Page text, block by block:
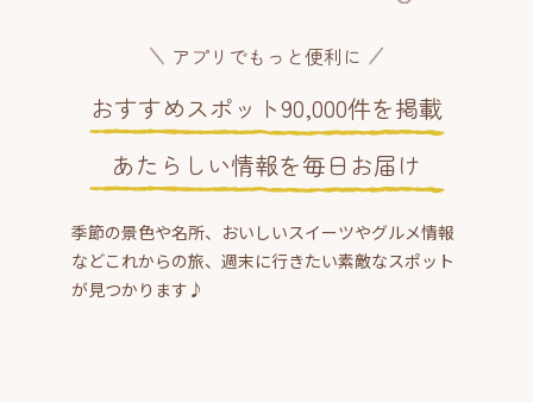
アプリでもっと便利に
おすすめスポット90,000件を掲載
あたらしい情報を毎日お届け
季節の景色や名所、おいしいスイーツやグルメ情報
などこれからの旅、週末に行きたい素敵なスポット
が見つかります♪